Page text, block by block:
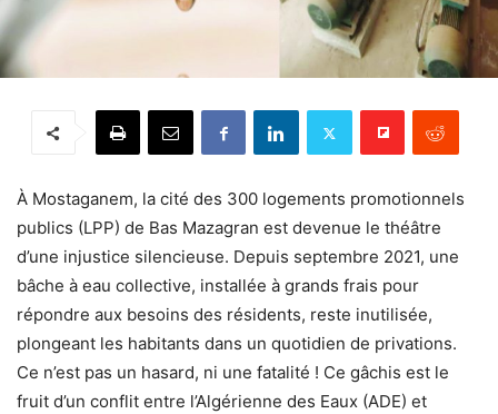
À Mostaganem, la cité des 300 logements promotionnels
publics (LPP) de Bas Mazagran est devenue le théâtre
d’une injustice silencieuse. Depuis septembre 2021, une
bâche à eau collective, installée à grands frais pour
répondre aux besoins des résidents, reste inutilisée,
plongeant les habitants dans un quotidien de privations.
Ce n’est pas un hasard, ni une fatalité ! Ce gâchis est le
fruit d’un conflit entre l’Algérienne des Eaux (ADE) et